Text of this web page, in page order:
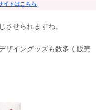
イトはこちら
させられますね。
ザイングッズも数多く販売